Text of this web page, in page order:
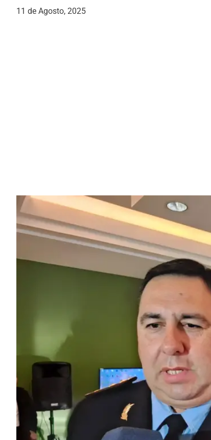
11 de Agosto, 2025